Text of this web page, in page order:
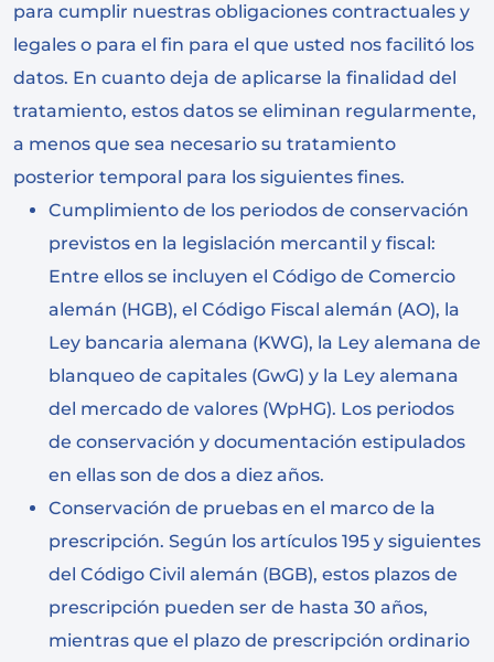
para cumplir nuestras obligaciones contractuales y
legales o para el fin para el que usted nos facilitó los
datos. En cuanto deja de aplicarse la finalidad del
tratamiento, estos datos se eliminan regularmente,
a menos que sea necesario su tratamiento
posterior temporal para los siguientes fines.
Cumplimiento de los periodos de conservación
previstos en la legislación mercantil y fiscal:
Entre ellos se incluyen el Código de Comercio
alemán (HGB), el Código Fiscal alemán (AO), la
Ley bancaria alemana (KWG), la Ley alemana de
blanqueo de capitales (GwG) y la Ley alemana
del mercado de valores (WpHG). Los periodos
de conservación y documentación estipulados
en ellas son de dos a diez años.
Conservación de pruebas en el marco de la
prescripción. Según los artículos 195 y siguientes
del Código Civil alemán (BGB), estos plazos de
prescripción pueden ser de hasta 30 años,
mientras que el plazo de prescripción ordinario